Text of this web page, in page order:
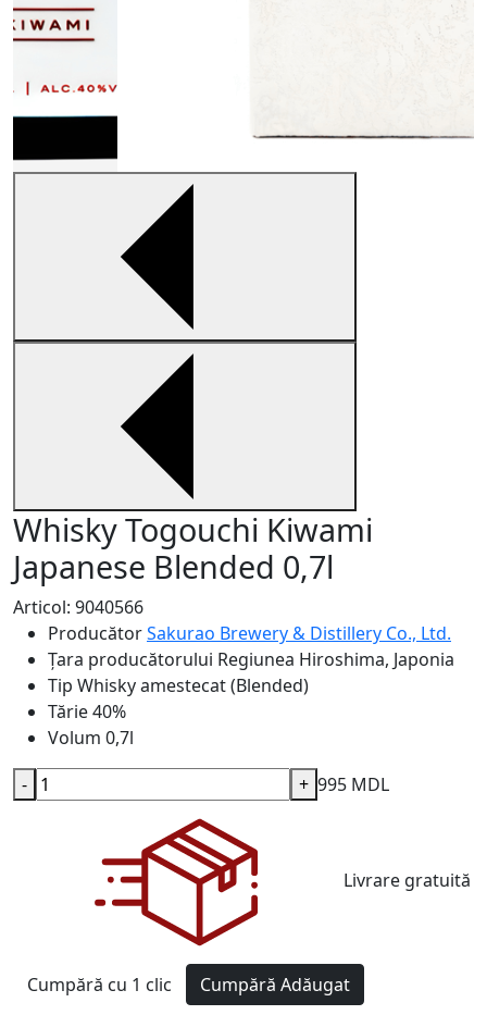
Whisky Togouchi Kiwami
Japanese Blended 0,7l
Articol: 9040566
ProducătorSakurao Brewery & Distillery Co., Ltd.
Țara producătorului Regiunea Hiroshima, Japonia
Tip Whisky amestecat (Blended)
Tărie40%
Volum 0,7l
995 MDL
- +
Livrare gratuită
Cumpără cu 1 clic Cumpără Adăugat